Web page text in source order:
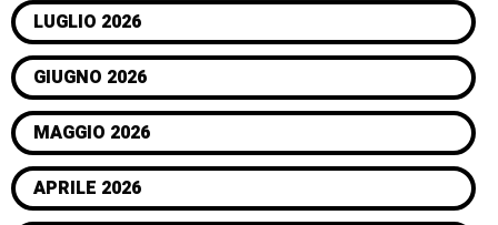
LUGLIO 2026
GIUGNO 2026
MAGGIO 2026
APRILE 2026